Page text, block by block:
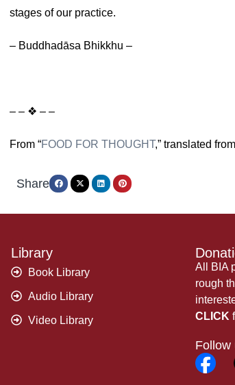
stages of our practice.
– Buddhadāsa Bhikkhu –
– – ❖ – –
From “FOOD FOR THOUGHT,” translated
Share
Library
Book Library
Audio Library
Video Library
All BIA
rough
CLICK
Follow